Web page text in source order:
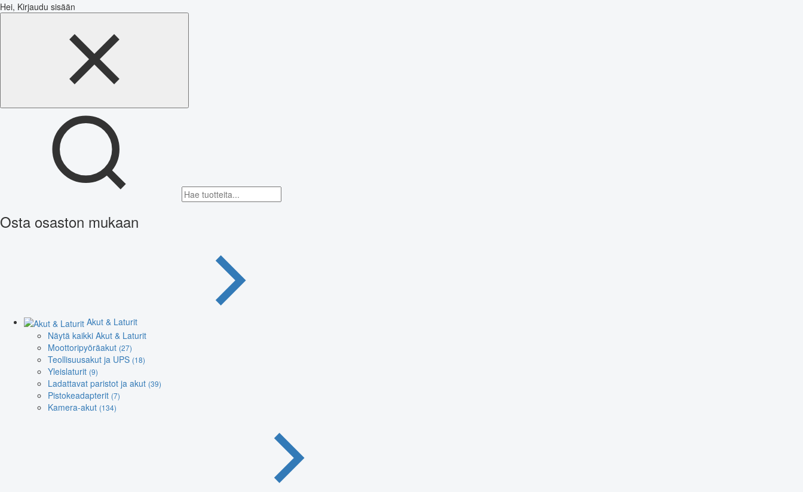
Hei, Kirjaudu sisään
Osta osaston mukaan
Akut & Laturit
Näytä kaikki Akut & Laturit
Moottoripyöräakut (27)
Teollisuusakut ja UPS (18)
Yleislaturit (9)
Ladattavat paristot ja akut (39)
Pistokeadapterit (7)
Kamera-akut (134)